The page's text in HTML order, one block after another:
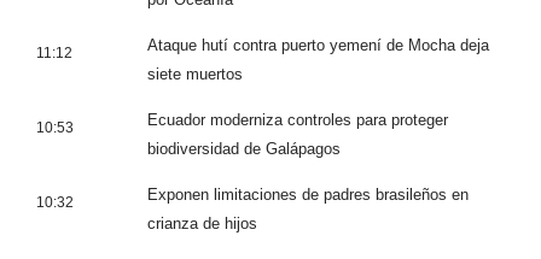
11:12
Ataque hutí contra puerto yemení de Mocha deja
siete muertos
10:53
Ecuador moderniza controles para proteger
biodiversidad de Galápagos
10:32
Exponen limitaciones de padres brasileños en
crianza de hijos